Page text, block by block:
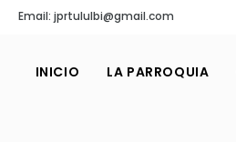
Email: jprtululbi@gmail.com
INICIO LA PARROQUIA